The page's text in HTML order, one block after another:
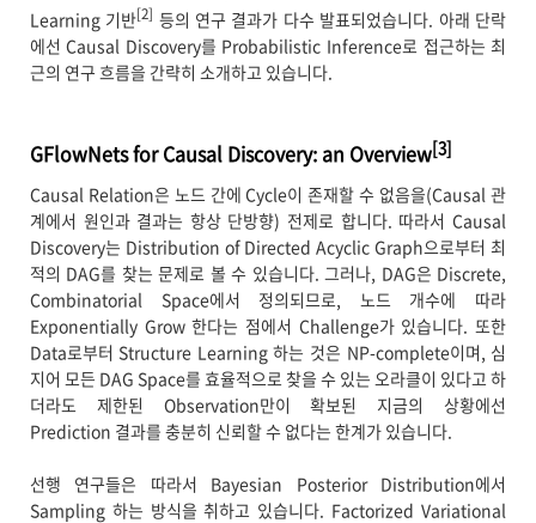
Learning 기반[2] 등의 연구 결과가 다수 발표되었습니다. 아래 단락
에선 Causal Discovery를 Probabilistic Inference로 접근하는 최
근의 연구 흐름을 간략히 소개하고 있습니다.
GFlowNets for Causal Discovery: an Overview[3]
Causal Relation은 노드 간에 Cycle이 존재할 수 없음을(Causal 관
계에서 원인과 결과는 항상 단방향) 전제로 합니다. 따라서 Causal
Discovery는 Distribution of Directed Acyclic Graph으로부터 최
적의 DAG를 찾는 문제로 볼 수 있습니다. 그러나, DAG은 Discrete,
Combinatorial Space에서 정의되므로, 노드 개수에 따라
Exponentially Grow 한다는 점에서 Challenge가 있습니다. 또한
Data로부터 Structure Learning 하는 것은 NP-complete이며, 심
지어 모든 DAG Space를 효율적으로 찾을 수 있는 오라클이 있다고 하
더라도 제한된 Observation만이 확보된 지금의 상황에선
Prediction 결과를 충분히 신뢰할 수 없다는 한계가 있습니다.
선행 연구들은 따라서 Bayesian Posterior Distribution에서
Sampling 하는 방식을 취하고 있습니다. Factorized Variational